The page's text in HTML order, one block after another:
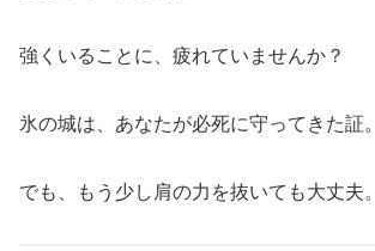
強くいることに、疲れていませんか？
氷の城は、あなたが必死に守ってきた証。
でも、もう少し肩の力を抜いても大丈夫。